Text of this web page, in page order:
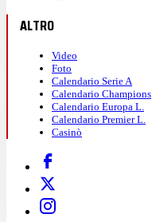
ALTRO
Video
Foto
Calendario Serie A
Calendario Champions
Calendario Europa L.
Calendario Premier L.
Casinò